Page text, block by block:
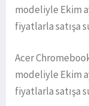
modeliyle Ekim
fiyatlarla satışa
Acer
modeliyle Ekim
fiyatlarla satışa